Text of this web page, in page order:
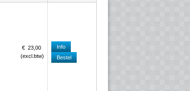
€ 23 ,00
(excl.btw)
Info
Bestel